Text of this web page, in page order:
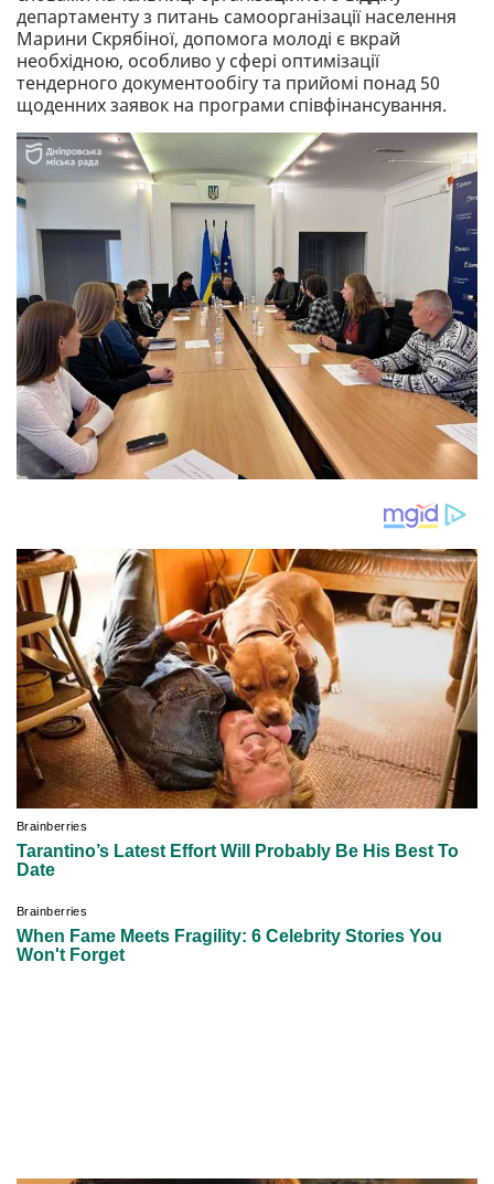
департаменту з питань самоорганізації населення
Марини Скрябіної, допомога молоді є вкрай
необхідною, особливо у сфері оптимізації
тендерного документообігу та прийомі понад 50
щоденних заявок на програми співфінансування.